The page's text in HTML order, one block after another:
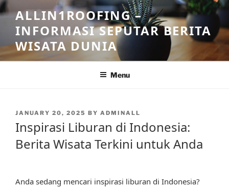
Skip
to
content
ALLIN1ROOFING –
INFORMASI SEPUTAR BERITA
WISATA DUNIA
Menu
POSTED
JANUARY 20, 2025 BY ADMINALL
Inspirasi Liburan di Indonesia:
Berita Wisata Terkini untuk Anda
Anda sedang mencari inspirasi liburan di Indonesia?